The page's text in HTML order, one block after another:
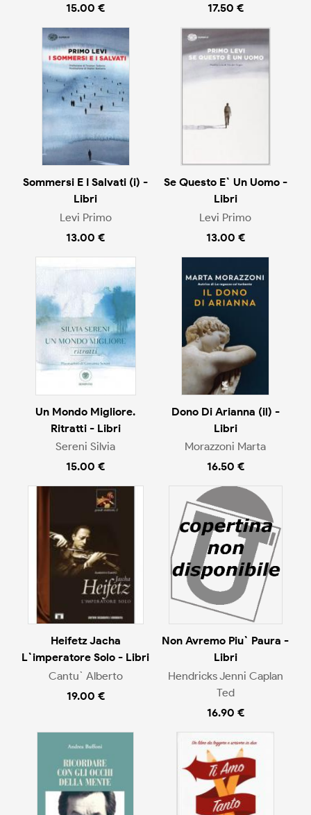
15.00 €
17.50 €
Sommersi E I Salvati (i) -
Libri
Levi Primo
13.00 €
Se Questo E` Un Uomo -
Libri
Levi Primo
13.00 €
Un Mondo Migliore.
Ritratti - Libri
Sereni Silvia
15.00 €
Dono Di Arianna (il) -
Libri
Morazzoni Marta
16.50 €
Heifetz Jacha
L`imperatore Solo - Libri
Cantu` Alberto
19.00 €
Non Avremo Piu` Paura -
Libri
Hendricks Jenni Caplan
Ted
16.90 €